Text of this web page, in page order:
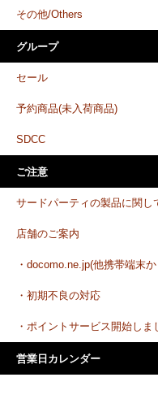
その他/Others
グループ
セール
予約商品(未入荷商品)
SDCC
ご注意
サードパーティの製品に関し
店舗のご案内
・docomo.ne.jp(他携帯端末
・初期不良の対応
・ポイントサービス開始しま
営業日カレンダー